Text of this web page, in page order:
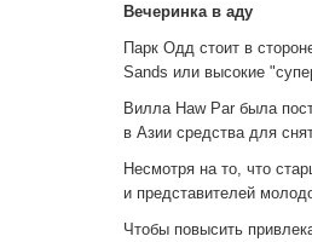
Вечеринка в аду
Парк Одд стоит в
Sands или высокие
Вилла Haw Par была
в Азии средства для
Несмотря на то, что
и представителей
Чтобы повысить